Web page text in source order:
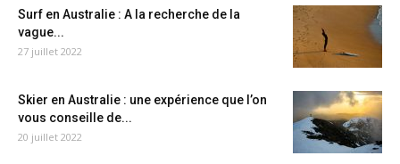
Surf en Australie : A la recherche de la
vague...
27 juillet 2022
Skier en Australie : une expérience que l’on
vous conseille de...
20 juillet 2022